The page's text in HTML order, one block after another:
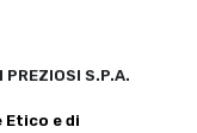
PREZIOSI S.P.A.
Etico e di